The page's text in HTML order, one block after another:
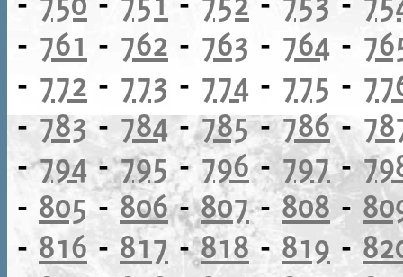
- 761 - 762 - 763 - 764 -
- 772 - 773 - 774 - 775 -
-783-784-785-786-
-794-795-796-797-
- 805 -806-807-808-
- 816- 817 -818-819 -